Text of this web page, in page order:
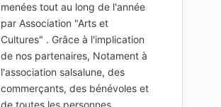
menées tout au long de l'année
par Association "Arts et
Cultures" . Grâce à l'implication
de nos partenaires, Notament à
l'association salsalune, des
commerçants, des bénévoles et
de toutes les personnes